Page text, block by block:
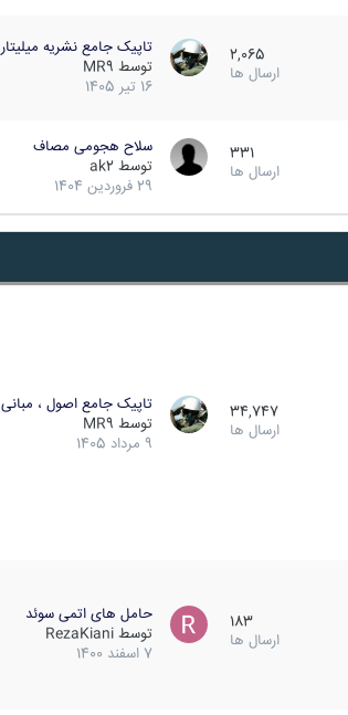
2,065
ارسال ها
تاپیک جامع نشریه
توسط MR9
16 تیر 1405
331
ارسال ها
سلاح هجومی مصاف
توسط ak2
29 فروردین 1404
34,747
ارسال ها
تاپیک جامع اصول ،
توسط MR9
9 مرداد 1405
183
ارسال ها
حامل های اتمی سوئد
توسط RezaKiani
7 اسفند 1400